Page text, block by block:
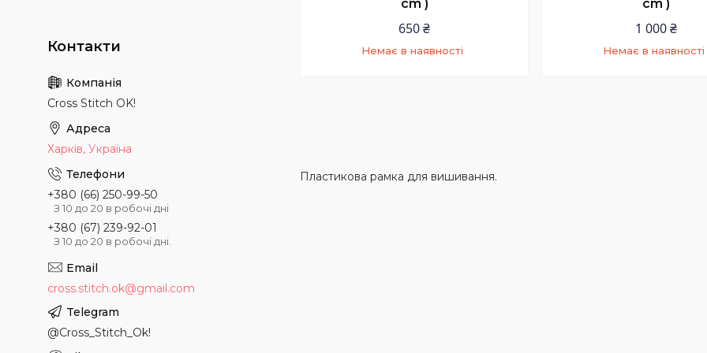
cm )
650 ₴
Немає в наявності
cm )
1 000 ₴
Немає в наявності
Пластикова рамка для вишивання.
Cross Stitch OK!
Харків, Україна
+380 (66) 250-99-50
З 10 до 20 в робочі дні
+380 (67) 239-92-01
З 10 до 20 в робочі дні.
cross.stitch.ok@gmail.com
@Cross_Stitch_Ok!